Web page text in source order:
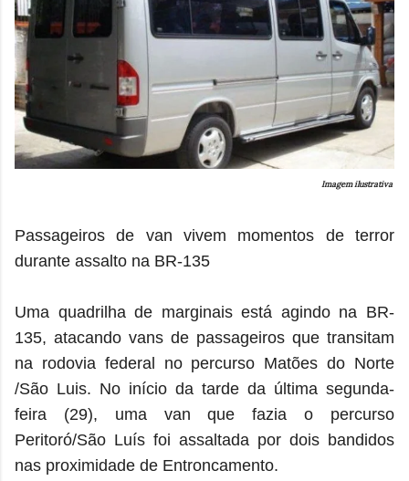
Imagem ilustrativa
Passageiros de van vivem momentos de terror
durante assalto na BR-135
Uma quadrilha de marginais está agindo na BR-
135, atacando vans de passageiros que transitam
na rodovia federal no percurso Matões do Norte
/São Luis. No início da tarde da última segunda-
feira (29), uma van que fazia o percurso
Peritoró/São Luís foi assaltada por dois bandidos
nas proximidade de Entroncamento.